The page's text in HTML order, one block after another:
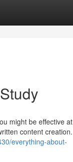
might be effective at
content creation.
everything-about-